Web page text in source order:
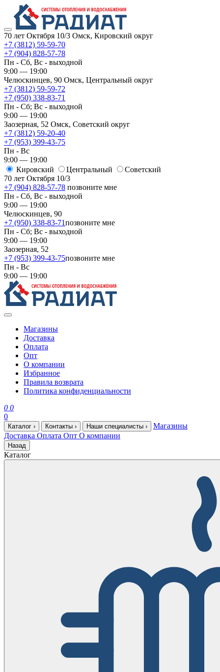
70 лет Октября 10/3 Омск, Кировский округ
+7 (3812) 59-59-70
+7 (904) 828-57-78
Пн - Сб, Вс - выходной
9:00 — 19:00
Челюскинцев, 90 Омск, ​Центральный округ
+7 (3812) 59-59-72
+7 (950) 338-83-71
Пн - Сб; Вс - выходной
9:00 — 19:00
Заозерная, 52 Омск, ​Советский округ
+7 (3812) 59-20-40
+7 (953) 399-43-75
Пн - Вс
9:00 — 19:00
Кировский
​Центральный
​Советский
70 лет Октября 10/3
+7 (904) 828-57-78 позвоните мне
Пн - Сб, Вс - выходной
9:00 — 19:00
Челюскинцев, 90
+7 (950) 338-83-71позвоните мне
Пн - Сб; Вс - выходной
9:00 — 19:00
Заозерная, 52
+7 (953) 399-43-75позвоните мне
Пн - Вс
9:00 — 19:00
Магазины
Доставка
Оплата
Опт
О компании
Избранное
Правила возврата
Политика конфиденциальности
0 0
0
Каталог › Контакты › Наши специалисты ›
Магазины
Доставка Оплата Опт О компании
Назад
Каталог